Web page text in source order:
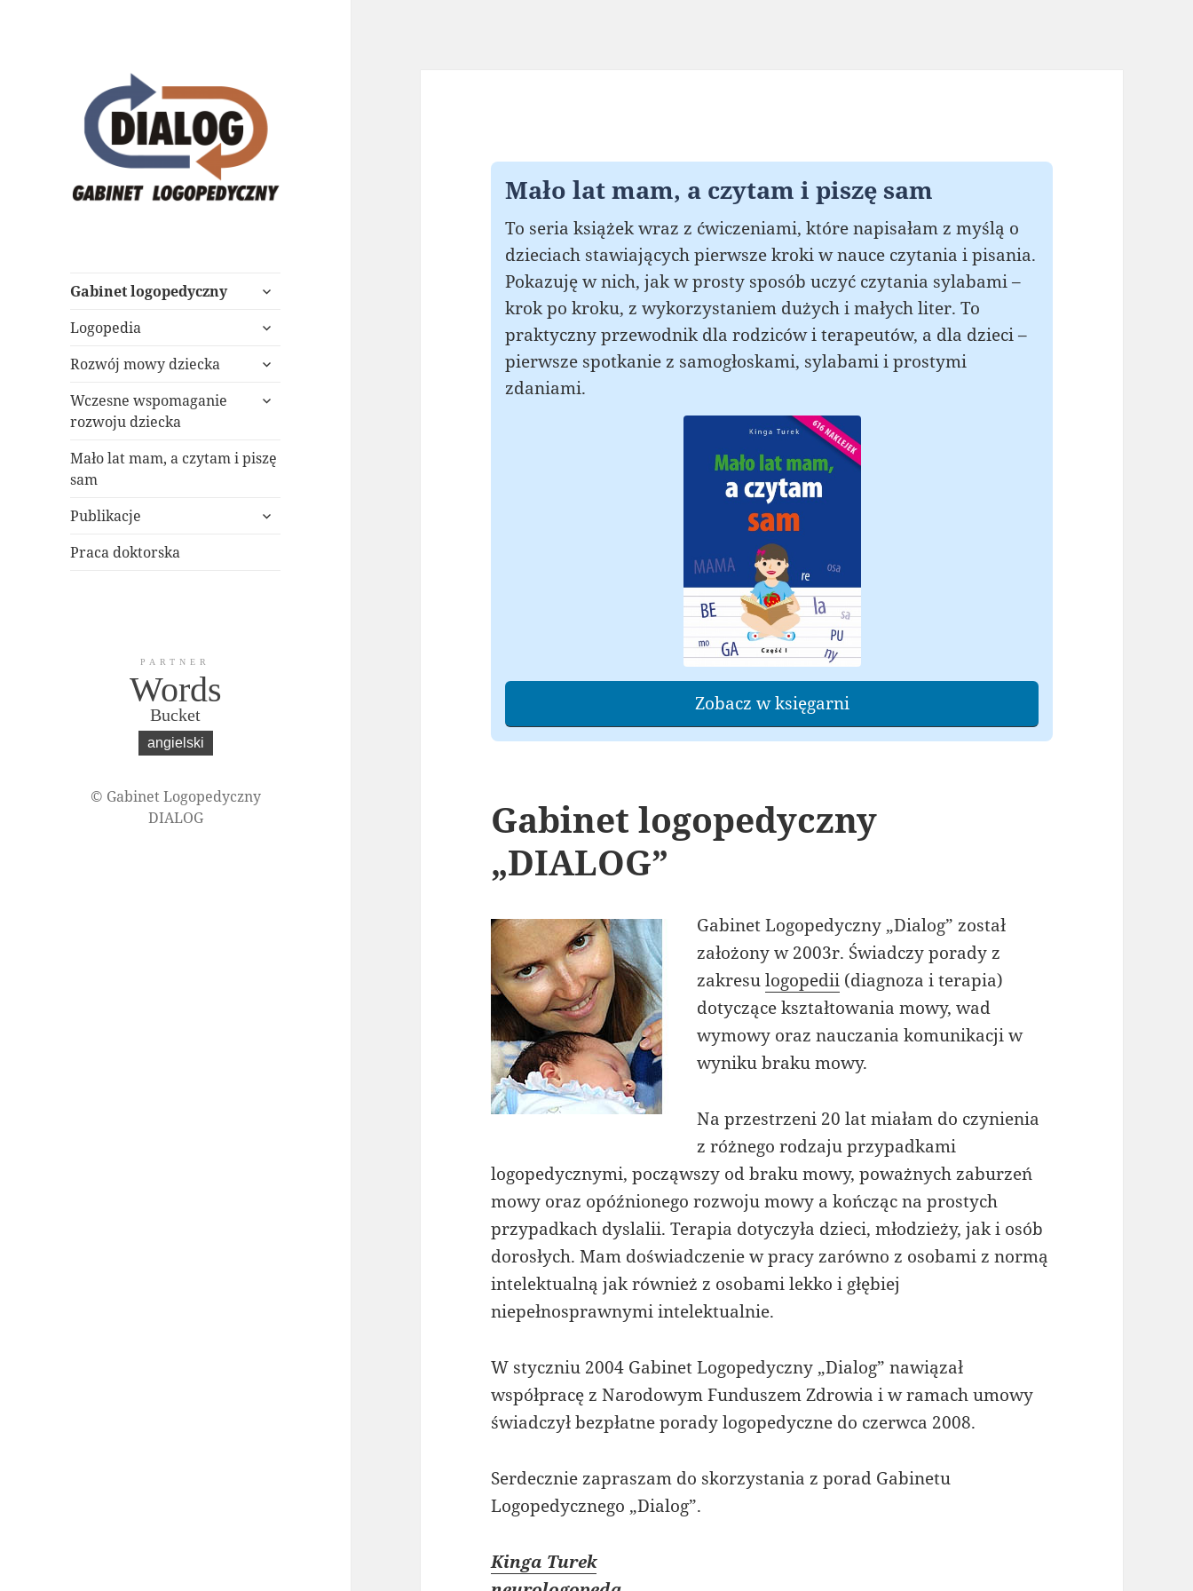
DIALOG
Gabinet logopedyczny
rozwiń
potomne
Logopedia
rozwiń
potomne
Rozwój mowy dziecka
rozwiń
potomne
Wczesne wspomaganie
rozwoju dziecka
rozwiń
Mało lat mam, a czytam i piszę
sam
Publikacje
rozwiń
Praca doktorska
PARTNER
Words
Bucket
angielski
© Gabinet Logopedyczny
DIALOG
Mało lat mam, a czytam i piszę sam
To seria książek wraz z ćwiczeniami, które napisałam z myślą o
dzieciach stawiających pierwsze kroki w nauce czytania i pisania.
Pokazuję w nich, jak w prosty sposób uczyć czytania sylabami –
krok po kroku, z wykorzystaniem dużych i małych liter. To
praktyczny przewodnik dla rodziców i terapeutów, a dla dzieci –
pierwsze spotkanie z samogłoskami, sylabami i prostymi
zdaniami.
Zobacz w księgarni
Gabinet logopedyczny
„DIALOG”
Gabinet Logopedyczny „Dialog” został
założony w 2003r. Świadczy porady z
zakresulogopedii (diagnoza i terapia)
dotyczące kształtowania mowy, wad
wymowy oraz nauczania komunikacji w
wyniku braku mowy.
Na przestrzeni 20 lat miałam do czynienia
z różnego rodzaju przypadkami
logopedycznymi, począwszy od braku mowy, poważnych zaburzeń
mowy oraz opóźnionego rozwoju mowy a kończąc na prostych
przypadkach dyslalii. Terapia dotyczyła dzieci, młodzieży, jak i osób
dorosłych. Mam doświadczenie w pracy zarówno z osobami z normą
intelektualną jak również z osobami lekko i głębiej
niepełnosprawnymi intelektualnie.
W styczniu 2004 Gabinet Logopedyczny „Dialog” nawiązał
współpracę z Narodowym Funduszem Zdrowia i w ramach umowy
świadczył bezpłatne porady logopedyczne do czerwca 2008.
Serdecznie zapraszam do skorzystania z porad Gabinetu
Logopedycznego „Dialog”.
Kinga Turek